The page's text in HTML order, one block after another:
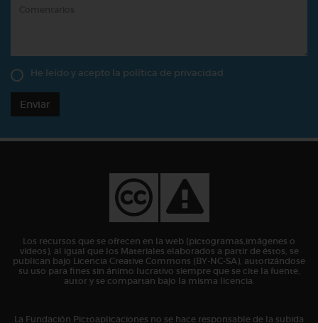
He leído y acepto la política de privacidad
Enviar
Los recursos que se ofrecen en la web (pictogramas,imágenes o
vídeos), al igual que los Materiales elaborados a partir de éstos, se
publican bajo Licencia Creative Commons (BY-NC-SA), autorizándose
su uso para fines sin ánimo lucrativo siempre que se cite la fuente,
autor y se compartan bajo la misma licencia.
La Fundación Pictoaplicaciones no se hace responsable de la subida